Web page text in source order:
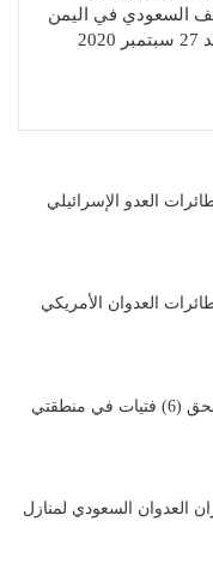
السعودي في اليمن
العدو الإسرائيلي
العدوان الأمريكي
بيان إدانة جريمة الاغتصاب بحق (6) فتيات في منطقتي
العدوان السعودي لمنازل